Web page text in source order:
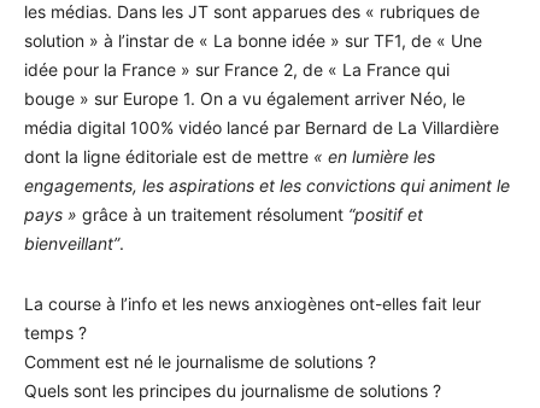
les médias. Dans les JT sont apparues des « rubriques de
solution » à l’instar de « La bonne idée » sur TF1, de « Une
idée pour la France » sur France 2, de « La France qui
bouge » sur Europe 1. On a vu également arriver Néo, le
média digital 100% vidéo lancé par Bernard de La Villardière
dont la ligne éditoriale est de mettre « en lumière les
engagements, les aspirations et les convictions qui animent le
pays » grâce à un traitement résolument “positif et
bienveillant”.
La course à l’info et les news anxiogènes ont-elles fait leur
temps ?
Comment est né le journalisme de solutions ?
Quels sont les principes du journalisme de solutions ?